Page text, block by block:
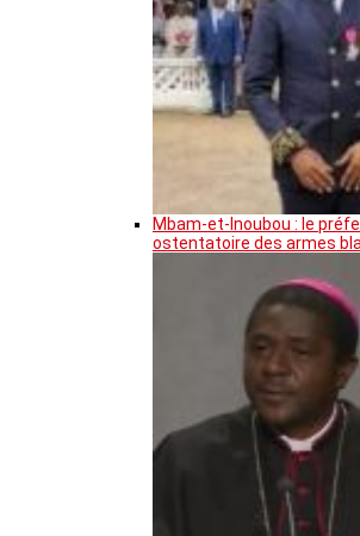
Mbam-et-Inoubou : le
ostentatoire des armes